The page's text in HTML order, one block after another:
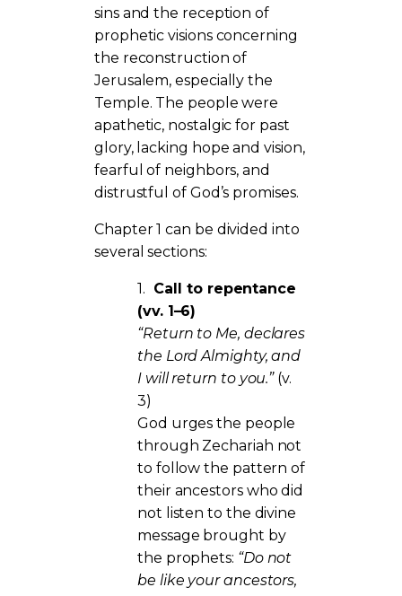
sins and the reception of
prophetic visions concerning
the reconstruction of
Jerusalem, especially the
Temple. The people were
apathetic, nostalgic for past
glory, lacking hope and vision,
fearful of neighbors, and
distrustful of God’s promises.
Chapter 1 can be divided into
several sections:
1. Call to repentance
(vv. 1–6)
“Return to Me, declares
the Lord Almighty, and
I will return to you.”(v.
3)
God urges the people
through Zechariah not
to follow the pattern of
their ancestors who did
not listen to the divine
message brought by
the prophets: “Do not
be like your ancestors,